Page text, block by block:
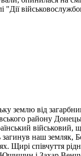
від
району
загинув наш
співчуття